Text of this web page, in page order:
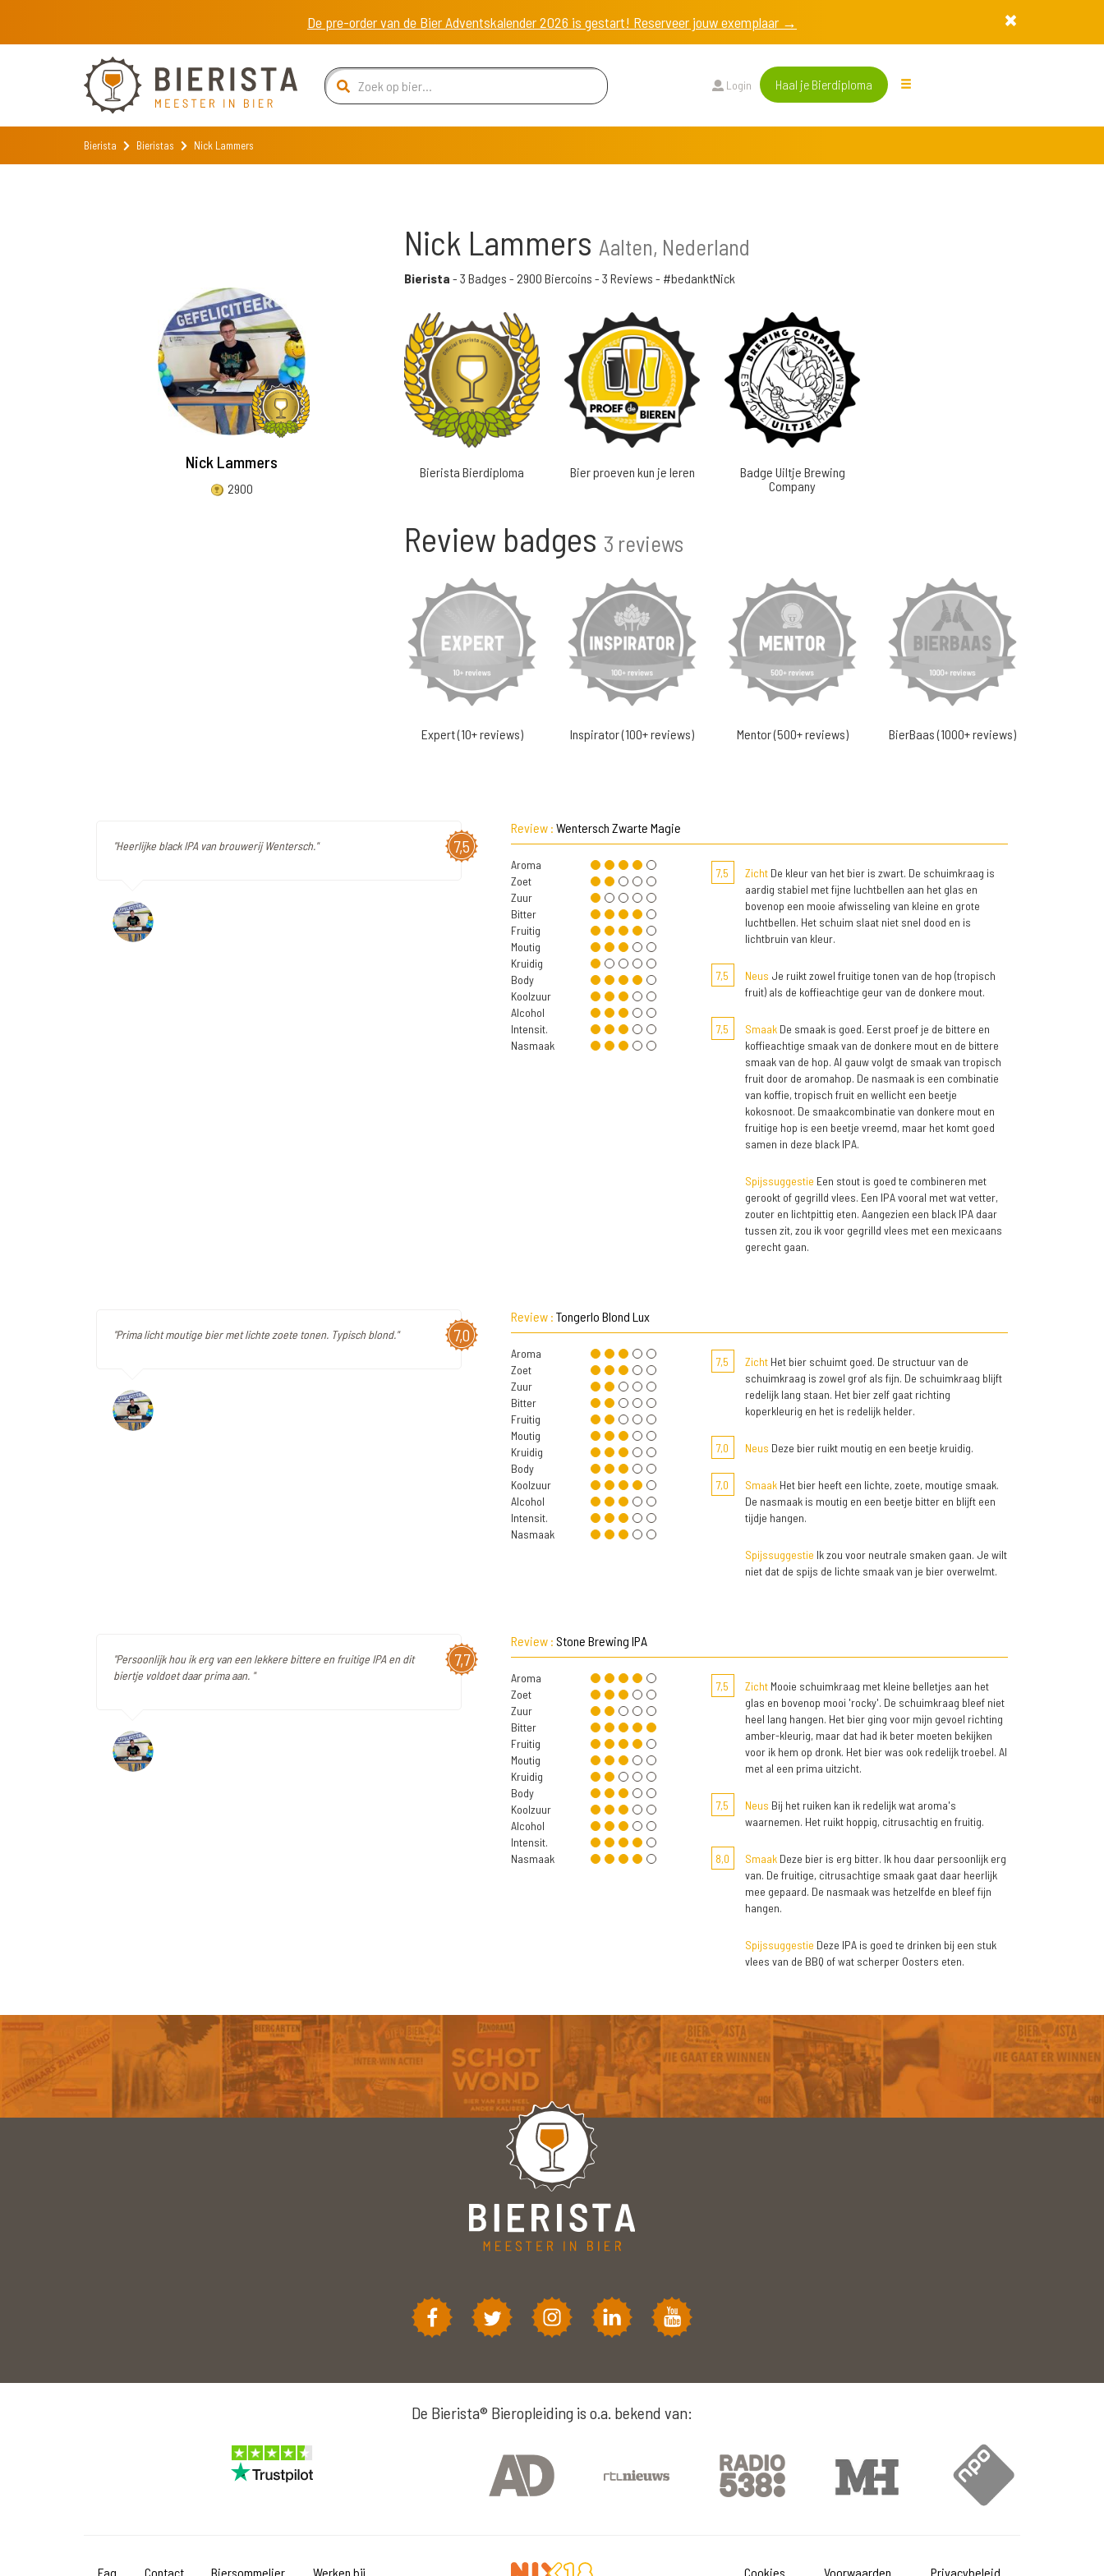
De pre-order van de Bier Adventskalender 2026 is gestart! Reserveer jouw exemplaar →
Login Haal je Bierdiploma
Bierista Bieristas Nick Lammers
Nick Lammers
2900
Nick Lammers Aalten, Nederland
Bierista - 3 Badges - 2900 Biercoins - 3 Reviews - #bedanktNick
Bierista Bierdiploma Bier proeven kun je leren
Badge Uiltje Brewing
Company
Review badges 3 reviews
Expert (10+ reviews) Inspirator (100+ reviews) Mentor (500+ reviews) BierBaas (1000+ reviews)
7,5
"Heerlijke black IPA van brouwerij Wentersch."
Review : Wentersch Zwarte Magie
Aroma
Zoet
Zuur
Bitter
Fruitig
Moutig
Kruidig
Body
Koolzuur
Alcohol
Intensit.
Nasmaak
7,5 ZichtDe kleur van het bier is zwart. De schuimkraag is
aardig stabiel met fijne luchtbellen aan het glas en
bovenop een mooie afwisseling van kleine en grote
luchtbellen. Het schuim slaat niet snel dood en is
lichtbruin van kleur.
7,5 Neus Je ruikt zowel fruitige tonen van de hop (tropisch
fruit) als de koffieachtige geur van de donkere mout.
7,5 SmaakDe smaak is goed. Eerst proef je de bittere en
koffieachtige smaak van de donkere mout en de bittere
smaak van de hop. Al gauw volgt de smaak van tropisch
fruit door de aromahop. De nasmaak is een combinatie
van koffie, tropisch fruit en wellicht een beetje
kokosnoot. De smaakcombinatie van donkere mout en
fruitige hop is een beetje vreemd, maar het komt goed
samen in deze black IPA.
Spijssuggestie Een stout is goed te combineren met
gerookt of gegrilld vlees. Een IPA vooral met wat vetter,
zouter en lichtpittig eten. Aangezien een black IPA daar
tussen zit, zou ik voor gegrilld vlees met een mexicaans
gerecht gaan.
7,0
"Prima licht moutige bier met lichte zoete tonen. Typisch blond."
Review : Tongerlo Blond Lux
Aroma
Zoet
Zuur
Bitter
Fruitig
Moutig
Kruidig
Body
Koolzuur
Alcohol
Intensit.
Nasmaak
7,5 ZichtHet bier schuimt goed. De structuur van de
schuimkraag is zowel grof als fijn. De schuimkraag blijft
redelijk lang staan. Het bier zelf gaat richting
koperkleurig en het is redelijk helder.
7,0 Neus Deze bier ruikt moutig en een beetje kruidig.
7,0 SmaakHet bier heeft een lichte, zoete, moutige smaak.
De nasmaak is moutig en een beetje bitter en blijft een
tijdje hangen.
Spijssuggestie Ik zou voor neutrale smaken gaan. Je wilt
niet dat de spijs de lichte smaak van je bier overwelmt.
7,7
"Persoonlijk hou ik erg van een lekkere bittere en fruitige IPA en dit
biertje voldoet daar prima aan. "
Review : Stone Brewing IPA
Aroma
Zoet
Zuur
Bitter
Fruitig
Moutig
Kruidig
Body
Koolzuur
Alcohol
Intensit.
Nasmaak
7,5 ZichtMooie schuimkraag met kleine belletjes aan het
glas en bovenop mooi 'rocky'. De schuimkraag bleef niet
heel lang hangen. Het bier ging voor mijn gevoel richting
amber-kleurig, maar dat had ik beter moeten bekijken
voor ik hem op dronk. Het bier was ook redelijk troebel. Al
met al een prima uitzicht.
7,5 Neus Bij het ruiken kan ik redelijk wat aroma's
waarnemen. Het ruikt hoppig, citrusachtig en fruitig.
8,0 SmaakDeze bier is erg bitter. Ik hou daar persoonlijk erg
van. De fruitige, citrusachtige smaak gaat daar heerlijk
mee gepaard. De nasmaak was hetzelfde en bleef fijn
hangen.
Spijssuggestie Deze IPA is goed te drinken bij een stuk
vlees van de BBQ of wat scherper Oosters eten.
De Bierista® Bieropleiding is o.a. bekend van:
Faq Contact Biersommelier Werken bij Cookies Voorwaarden Privacybeleid